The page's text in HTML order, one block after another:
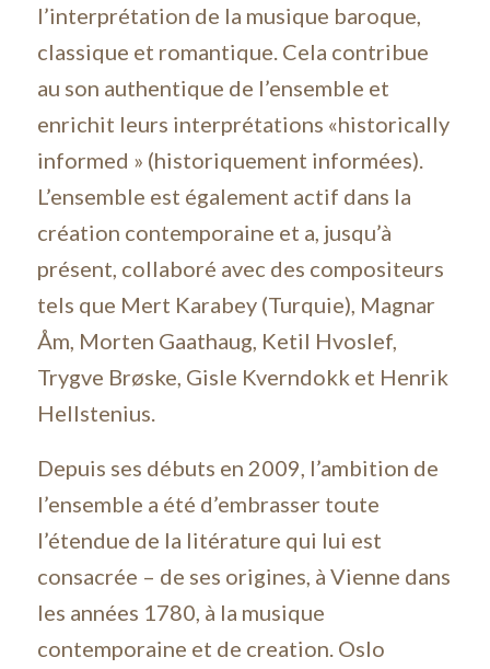
l’interprétation de la musique baroque,
classique et romantique. Cela contribue
au son authentique de l’ensemble et
enrichit leurs interprétations «historically
informed » (historiquement informées).
L’ensemble est également actif dans la
création contemporaine et a, jusqu’à
présent, collaboré avec des compositeurs
tels que Mert Karabey (Turquie), Magnar
Åm, Morten Gaathaug, Ketil Hvoslef,
Trygve Brøske, Gisle Kverndokk et Henrik
Hellstenius.
Depuis ses débuts en 2009, l’ambition de
l’ensemble a été d’embrasser toute
l’étendue de la litérature qui lui est
consacrée – de ses origines, à Vienne dans
les années 1780, à la musique
contemporaine et de creation. Oslo